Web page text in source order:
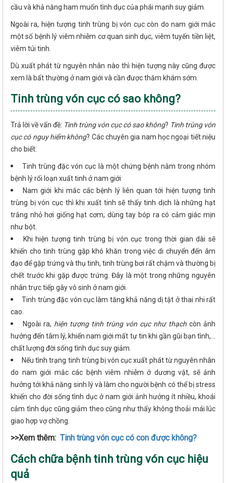
cầu và khả năng ham muốn tình dục của phái mạnh suy giảm.
Ngoài ra, hiện tượng tinh trùng bị vón cục còn do nam giới mắc
một số bệnh lý viêm nhiễm cơ quan sinh dục, viêm tuyến tiền liệt,
viêm túi tinh.
Dù xuất phát từ nguyên nhân nào thì hiện tượng này cũng được
xem là bất thường ở nam giới và cần được thăm khám sớm.
Tinh trùng vón cục có sao không?
Trả lời về vấn đề: Tinh trùng vón cục có sao không? Tinh trùng vón
cục có nguy hiểm không? Các chuyên gia nam học ngoại tiết niệu
cho biết:
Tinh trùng đặc vón cục là một chứng bệnh nằm trong nhóm
bệnh lý rối loạn xuất tinh ở nam giới
Nam giới khi mắc các bệnh lý liên quan tới hiện tượng tinh
trùng bị vón cục thì khi xuất tinh sẽ thấy tinh dịch là những hạt
trắng nhỏ hơi giống hạt cơm, dùng tay bóp ra có cảm giác mịn
như bột.
Khi hiện tượng tinh trùng bị vón cục trong thời gian dài sẽ
khiến cho tinh trùng gặp khó khăn trong việc di chuyển đến âm
đạo để gặp trứng và thụ tinh, tinh trùng bơi rất chậm và thường bị
chết trước khi gặp được trứng. Đây là một trong những nguyên
nhân trực tiếp gây vô sinh ở nam giới.
Tinh trùng đặc vón cục làm tăng khả năng dị tật ở thai nhi rất
cao.
Ngoài ra, hiện tượng tinh trùng vón cục như thạch còn ảnh
hưởng đến tâm lý, khiến nam giới mất tự tin khi gần gũi bạn tình,…
chất lượng đời sống tình dục suy giảm.
Nếu tình trạng tinh trùng bị vón cục xuất phát từ nguyên nhân
do nam giới mắc các bệnh viêm nhiễm ở dương vật, sẽ ảnh
hưởng tới khả năng sinh lý và làm cho người bệnh có thể bị stress
khiến cho đời sống tình dục ở nam giới ảnh hưởng ít nhiều, khoái
cảm tình dục cũng giảm theo cũng như thấy không thoải mái lúc
giao hợp vợ chồng.
>>Xem thêm: Tinh trùng vón cục có con được không?
Cách chữa bệnh tinh trùng vón cục hiệu
quả